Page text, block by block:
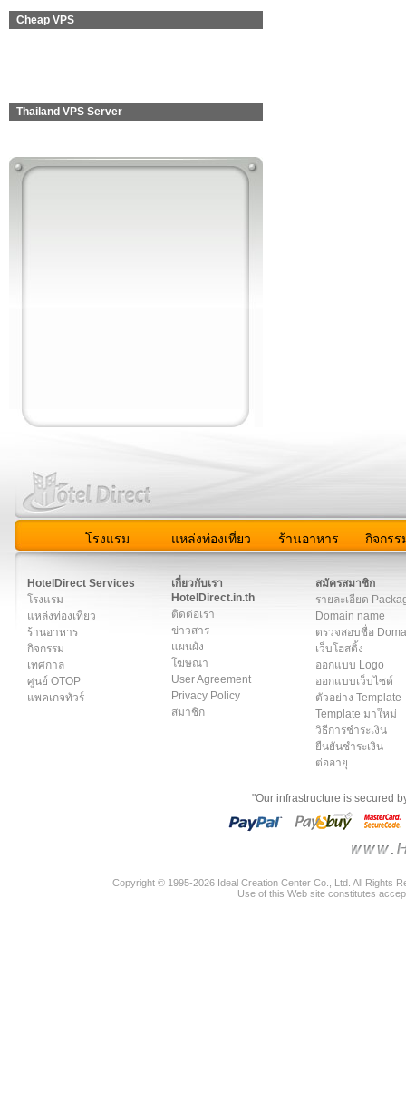
Cheap VPS
Thailand VPS Server
โรงแรม แหล่งท่องเที่ยว ร้านอาหาร กิจกรร
HotelDirect Services
โรงแรม
แหล่งท่องเที่ยว
ร้านอาหาร
กิจกรรม
เทศกาล
ศูนย์ OTOP
แพคเกจทัวร์
เกี่ยวกับเรา
HotelDirect.in.th
ติดต่อเรา
ข่าวสาร
แผนผัง
โฆษณา
User Agreement
Privacy Policy
สมาชิก
สมัครสมาชิก
รายละเอียด
Domain name
ตรวจสอบชื่อ
เว็บโฮสติ้ง
ออกแบบ Logo
ออกแบบเว็บไซต์
ตัวอย่าง Template
Template มาใหม่
วิธีการชำระเงิน
ยืนยันชำระเงิน
ต่ออายุ
"Our infrastructure is secured
Copyright © 1995-2026 Ideal Creation Center Co., Ltd. All Rights
Use of this Web site constitutes